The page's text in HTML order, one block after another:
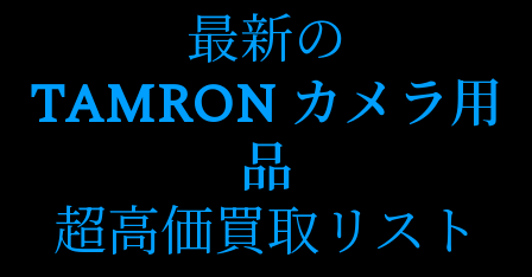
最新の
TAMRON カメラ用
品
超高価買取リスト